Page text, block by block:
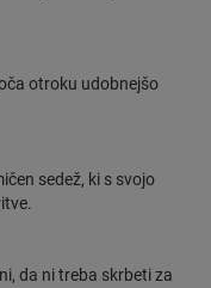
otroku udobnejšo
sedež, ki s svojo
da ni treba skrbeti za